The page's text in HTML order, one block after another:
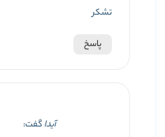
تشکر
پاسخ
آیداگفت: